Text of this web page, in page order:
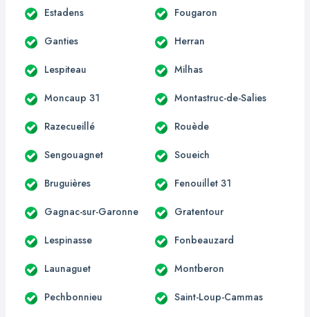
Estadens Fougaron
Ganties Herran
Lespiteau Milhas
Moncaup 31 Montastruc-de-Salies
Razecueillé Rouède
Sengouagnet Soueich
Bruguières Fenouillet 31
Gagnac-sur-Garonne Gratentour
Lespinasse Fonbeauzard
Launaguet Montberon
Pechbonnieu Saint-Loup-Cammas